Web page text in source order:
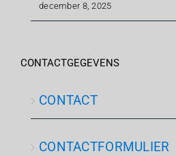
december 8, 2025
CONTACTGEGEVENS
CONTACT
CONTACTFORMULIER